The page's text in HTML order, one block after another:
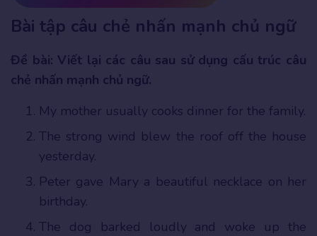
Bài tập câu chẻ nhấn mạnh chủ ngữ
Đề bài: Viết lại các câu sau sử dụng cấu trúc câu
chẻ nhấn mạnh chủ ngữ.
My mother usually cooks dinner for the family.
The strong wind blew the roof off the house
yesterday.
Peter gave Mary a beautiful necklace on her
birthday.
The dog barked loudly and woke up the